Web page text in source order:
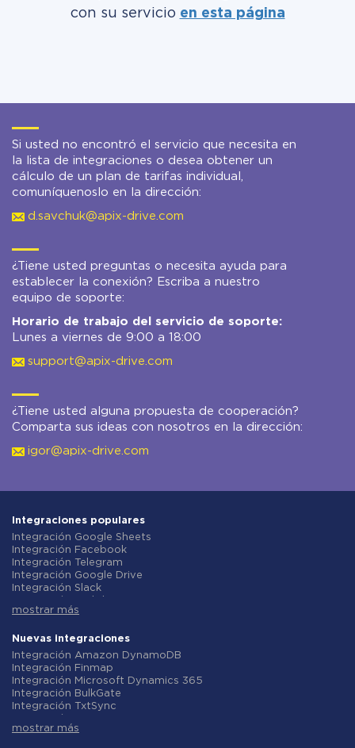
con su servicio en esta página
Si usted no encontró el servicio que necesita en
la lista de integraciones o desea obtener un
cálculo de un plan de tarifas individual,
comuníquenoslo en la dirección:
d.savchuk@apix-drive.com
¿Tiene usted preguntas o necesita ayuda para
establecer la conexión? Escriba a nuestro
equipo de soporte:
Horario de trabajo del servicio de soporte:
Lunes a viernes de 9:00 a 18:00
support@apix-drive.com
¿Tiene usted alguna propuesta de cooperación?
Comparta sus ideas con nosotros en la dirección:
igor@apix-drive.com
Integraciones populares
Integración Google Sheets
Integración Facebook
Integración Telegram
Integración Google Drive
Integración Slack
Integración Gmail
Integración ClickUp
Integración Airtable
Integración Google Contacts
Integración OpenAI (ChatGPT)
Integración Instagram
Integración ActiveCampaign
Integración Typeform
Integración Salesforce CRM
mostrar más
Nuevas integraciones
Integración Amazon DynamoDB
Integración Finmap
Integración Microsoft Dynamics 365
Integración BulkGate
Integración TxtSync
Integración Corezoid
mostrar más